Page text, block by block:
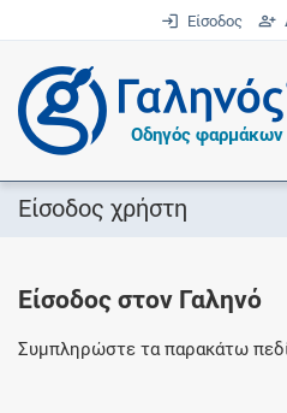
Είσοδος
Οδηγός φαρμάκων
Είσοδος χρήστη
Είσοδος στον Γαληνό
Συμπληρώστε τα παρακάτω